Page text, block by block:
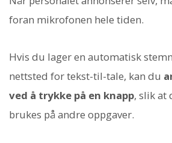
foran mikrofonen hele tiden.
Hvis du lager en automatisk
nettsted for tekst-til-tale, kan du
ved å trykke på en knapp, slik at
brukes på andre oppgaver.